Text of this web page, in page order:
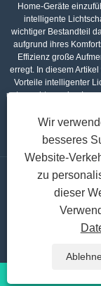
Home-Geräte
intelligente
wichtiger Bestandteil
aufgrund ihres
Effizienz große
erregt. In diesem
Vorteile intelligenter
untersucht, um den
besser zu
Anfrage senden
Sitemap
Copyright © 2021
Wir
besseres
Website-
zu
dieser